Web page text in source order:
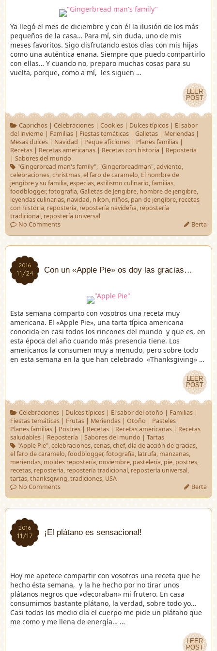
Ya llegó el mes de diciembre y con él la ilusión de los más
pequeños de la casa… Para mí, sin duda, uno de mis
meses favoritos. Sigo disfrutando estos días con mis hijas
como una auténtica enana. Siempre que puedo compartirlo
con ellas… Y cuando no, preparo muchas cosas para su
vuelta, porque, como a mí, les siguen …
LEER
POST
LEER
POST
Caprichos| Celebraciones| Cookies| Dulces típicos| El sabor
del invierno | Familias | Fiestas temáticas | Galletas | Meriendas |
Mesas dulces | Navidad | Peque aficiones | Planes familias |
Recetas | Recetas americanas | Recetas con historia | Repostería
| Sabores del mundo
"Gingerbread man's family", "Gingerbreadman",adviento,
celebraciones,christmas,el faro de caramelo, El hombre de
jengibre y su familia,especias,estilismo culinario,familias,
foodblogger,fotografía,Galletas de Jengibre, hombre de jengibre,
leyendas culinarias, navidad, nikon, niños, pan de jengibre, recetas
con historia, repostería, repostería navideña, repostería
tradicional, repostería universal
No Comments
Berta
2016
11/24
2016
11/24 Con un «Apple Pie» os doy las gracias…
Esta semana comparto con vosotros una receta muy
americana. El «Apple Pie», una tarta típica americana
conocida en casi todos los rincones del mundo y que es, en
esta época del año cuando más presencia tiene. Los
americanos la consumen muy a menudo, pero sobre todo
en esta semana en la que han celebrado «Thanksgiving» …
LEER
POST
LEER
POST
Celebraciones| Dulces típicos| El sabor del otoño | Familias|
Fiestas temáticas | Frutas | Meriendas | Otoño | Pasteles |
Planes familias | Postres | Recetas | Recetas americanas | Recetas
saludables | Repostería | Sabores del mundo | Tartas
"Apple Pie",celebraciones,cenas,chef,día de acción de gracias,
el faro de caramelo,foodblogger,fotografía, latrufa, manzanas,
meriendas, moldes repostería, noviembre, pastelería, pie, postres,
recetas, repostería, repostería tradicional, repostería universal,
tartas,thanksgiving,tradiciones, USA
No Comments
Berta
2016
11/17
2016
11/17 ¡El plátano es sensacional!
Hoy me apetece compartir con vosotros una receta que he
hecho ésta semana, y la he hecho por no tirar unos
plátanos negros que «decoraban» mi frutero. En casa
consumimos bastante plátano, la verdad, sobre todo yo…
Casi todos los medio día el cuerpo me pide un plátano que
me como y me llena de energía… …
LEER
POST
LEER
POST